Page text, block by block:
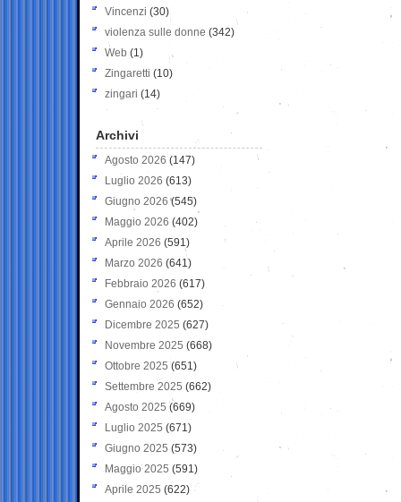
Vincenzi (30)
violenza sulle donne (342)
Web (1)
Zingaretti (10)
zingari (14)
Archivi
Agosto 2026 (147)
Luglio 2026 (613)
Giugno 2026 (545)
Maggio 2026 (402)
Aprile 2026 (591)
Marzo 2026 (641)
Febbraio 2026 (617)
Gennaio 2026 (652)
Dicembre 2025 (627)
Novembre 2025 (668)
Ottobre 2025 (651)
Settembre 2025 (662)
Agosto 2025 (669)
Luglio 2025 (671)
Giugno 2025 (573)
Maggio 2025 (591)
Aprile 2025 (622)